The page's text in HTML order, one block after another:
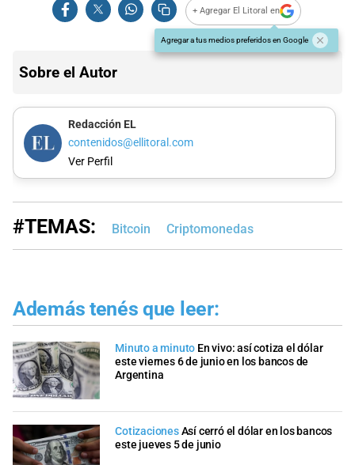
+ Agregar El Litoral en
Agregar a tus medios preferidos en Google
Sobre el Autor
Redacción EL
contenidos@ellitoral.com
Ver Perfil
#TEMAS: Bitcoin Criptomonedas
Además tenés que leer:
Minuto a minuto En vivo: así cotiza el dólar
este viernes 6 de junio en los bancos de
Argentina
CotizacionesAsí cerró el dólar en los bancos
este jueves 5 de junio